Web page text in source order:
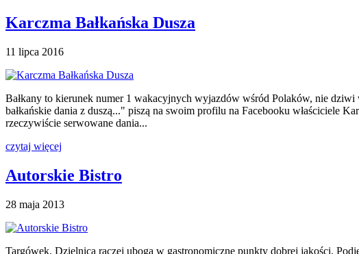
Karczma Bałkańska Dusza
11 lipca 2016
Bałkany to kierunek numer 1 wakacyjnych wyjazdów wśród Polaków, nie
bałkańskie dania z duszą..." piszą na swoim profilu na Facebooku właściciele
rzeczywiście serwowane dania...
czytaj więcej
Autorskie Bistro
28 maja 2013
Targówek. Dzielnica raczej uboga w gastronomiczne punkty dobrej jakości.